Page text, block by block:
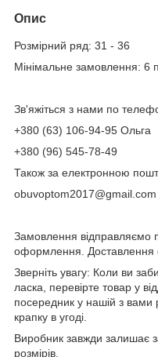
Опис
Розмірний ряд: 31 - 36
Мінімальне замовлення: 6
Зв'яжіться з нами по
+380 (63) 106-94-95 Ольга
+380 (96) 545-78-49
Також за електронною
obuvoptom2017@gmail.com
Замовлення відправляємо
оформлення. Доставлення
Зверніть увагу: Коли ви
ласка, перевірте товар у
посередник у нашій з вами
крапку в угоді.
Виробник завжди залишає
розмірів.